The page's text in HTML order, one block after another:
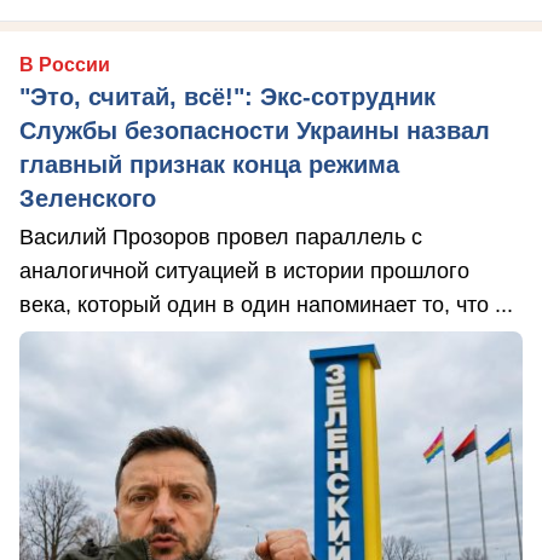
В России
"Это, считай, всё!": Экс-сотрудник
Службы безопасности Украины назвал
главный признак конца режима
Зеленского
Василий Прозоров провел параллель с
аналогичной ситуацией в истории прошлого
века, который один в один напоминает то, что ...